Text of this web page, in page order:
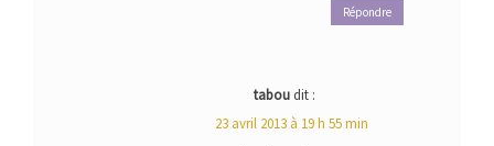
Répondre
tabou dit :
23 avril 2013 à 19 h 55 min